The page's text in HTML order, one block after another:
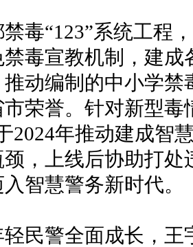
“123”系统工程，
禁毒宣教机制，建
动编制的中小学禁
荣誉。针对新型毒
2024年推动建成智
，上线后协助打处
智慧警务新时代。
警全面成长，王